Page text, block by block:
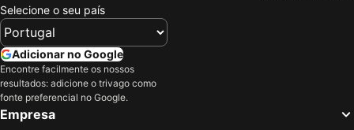
Selecione o seu país
Adicionar no Google
Encontre facilmente os nossos
resultados: adicione o trivago como
fonte preferencial no Google.
Empresa